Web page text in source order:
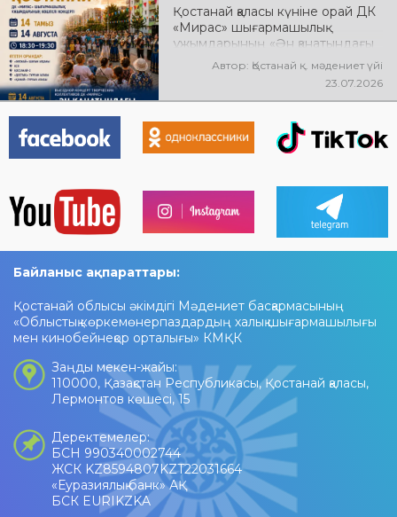
Қостанай қаласы күніне орай ДК
«Мирас» шығармашылық
ұжымдарының «Ән қанатындағы
Қостанай» көшпелі концерті
өтеді! Баршаңызды мерекелік
Автор: Қостанай қ. мәдениет үйі
23.07.2026
Байланыс ақпараттары:
Қостанай облысы әкімдігі Мәдениет басқармасының
«Облыстық көркемөнерпаздардың халық шығармашылығы
мен кинобейнеқор орталығы» КМҚК
Заңды мекен-жайы:
110000, Қазақстан Республикасы, Қостанай қаласы,
Лермонтов көшесі, 15
Деректемелер:
БСН 990340002744
ЖСК KZ8594807KZT22031664
«Еуразиялық банк» АҚ
БСК EURIKZKA